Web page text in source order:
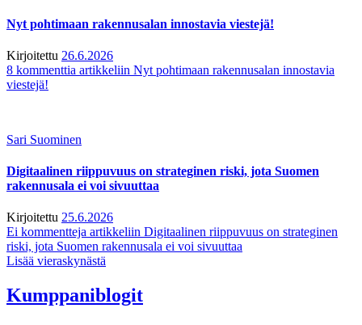
Nyt pohtimaan rakennusalan innostavia viestejä!
Kirjoitettu 26.6.2026
8 kommenttia artikkeliin Nyt pohtimaan rakennusalan innostavia
viestejä!
Sari Suominen
Digitaalinen riippuvuus on strateginen riski, jota Suomen
rakennusala ei voi sivuuttaa
Kirjoitettu 25.6.2026
Ei kommentteja artikkeliin Digitaalinen riippuvuus on strateginen
riski, jota Suomen rakennusala ei voi sivuuttaa
Lisää vieraskynästä
Kumppaniblogit